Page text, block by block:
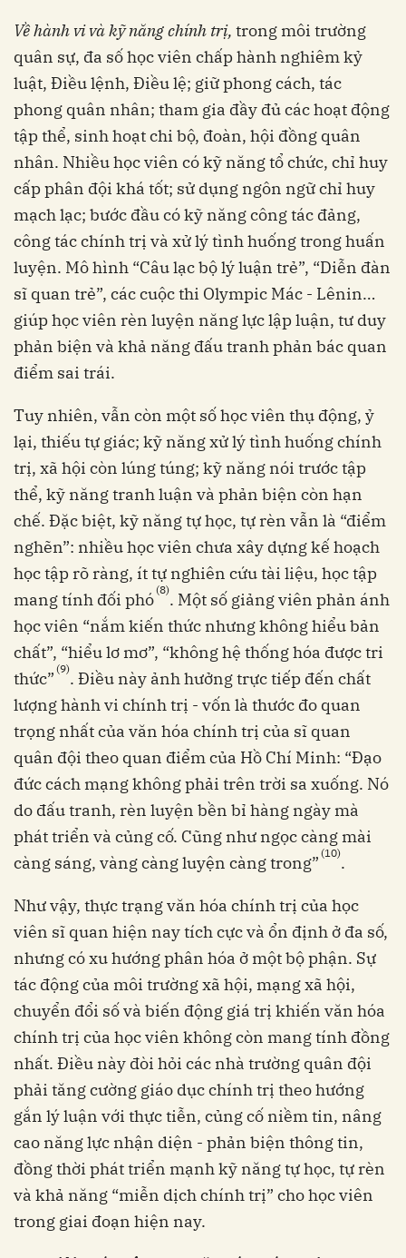
Về hành vi và kỹ năng chính trị, trong môi trường
quân sự, đa số học viên chấp hành nghiêm kỷ
luật, Điều lệnh, Điều lệ; giữ phong cách, tác
phong quân nhân; tham gia đầy đủ các hoạt động
tập thể, sinh hoạt chi bộ, đoàn, hội đồng quân
nhân. Nhiều học viên có kỹ năng tổ chức, chỉ huy
cấp phân đội khá tốt; sử dụng ngôn ngữ chỉ huy
mạch lạc; bước đầu có kỹ năng công tác đảng,
công tác chính trị và xử lý tình huống trong huấn
luyện. Mô hình “Câu lạc bộ lý luận trẻ”, “Diễn đàn
sĩ quan trẻ”, các cuộc thi Olympic Mác - Lênin…
giúp học viên rèn luyện năng lực lập luận, tư duy
phản biện và khả năng đấu tranh phản bác quan
điểm sai trái.
Tuy nhiên, vẫn còn một số học viên thụ động, ỷ
lại, thiếu tự giác; kỹ năng xử lý tình huống chính
trị, xã hội còn lúng túng; kỹ năng nói trước tập
thể, kỹ năng tranh luận và phản biện còn hạn
chế. Đặc biệt, kỹ năng tự học, tự rèn vẫn là “điểm
nghẽn”: nhiều học viên chưa xây dựng kế hoạch
học tập rõ ràng, ít tự nghiên cứu tài liệu, học tập
mang tính đối phó(8). Một số giảng viên phản ánh
học viên “nắm kiến thức nhưng không hiểu bản
chất”, “hiểu lơ mơ”, “không hệ thống hóa được tri
thức” (9). Điều này ảnh hưởng trực tiếp đến chất
lượng hành vi chính trị - vốn là thước đo quan
trọng nhất của văn hóa chính trị của sĩ quan
quân đội theo quan điểm của Hồ Chí Minh: “Đạo
đức cách mạng không phải trên trời sa xuống. Nó
do đấu tranh, rèn luyện bền bỉ hàng ngày mà
phát triển và củng cố. Cũng như ngọc càng mài
càng sáng, vàng càng luyện càng trong” (10).
Như vậy, thực trạng văn hóa chính trị của học
viên sĩ quan hiện nay tích cực và ổn định ở đa số,
nhưng có xu hướng phân hóa ở một bộ phận. Sự
tác động của môi trường xã hội, mạng xã hội,
chuyển đổi số và biến động giá trị khiến văn hóa
chính trị của học viên không còn mang tính đồng
nhất. Điều này đòi hỏi các nhà trường quân đội
phải tăng cường giáo dục chính trị theo hướng
gắn lý luận với thực tiễn, củng cố niềm tin, nâng
cao năng lực nhận diện - phản biện thông tin,
đồng thời phát triển mạnh kỹ năng tự học, tự rèn
và khả năng “miễn dịch chính trị” cho học viên
trong giai đoạn hiện nay.